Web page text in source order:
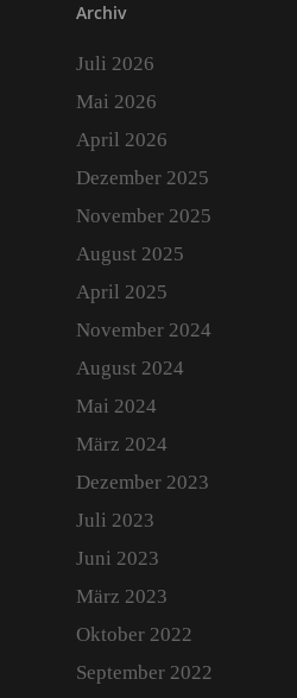
Archiv
Juli 2026
Mai 2026
April 2026
Dezember 2025
November 2025
August 2025
April 2025
November 2024
August 2024
Mai 2024
März 2024
Dezember 2023
Juli 2023
Juni 2023
März 2023
Oktober 2022
September 2022